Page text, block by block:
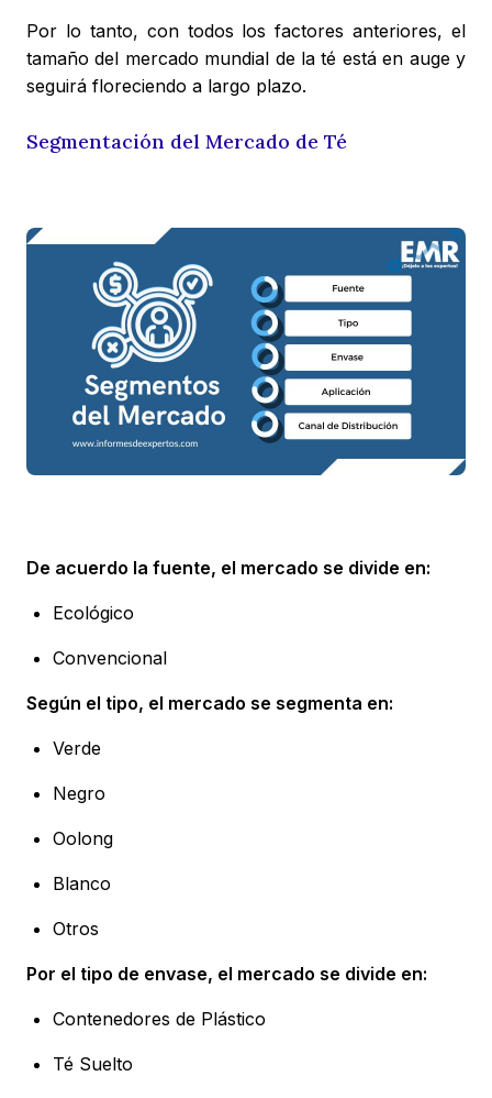
Por lo tanto, con todos los factores anteriores, el
tamaño del mercado mundial de la té está en auge y
seguirá floreciendo a largo plazo.
Segmentación del Mercado de Té
De acuerdo la fuente, el mercado se divide en:
Ecológico
Convencional
Según el tipo, el mercado se segmenta en:
Verde
Negro
Oolong
Blanco
Otros
Por el tipo de envase, el mercado se divide en:
Contenedores de Plástico
Té Suelto